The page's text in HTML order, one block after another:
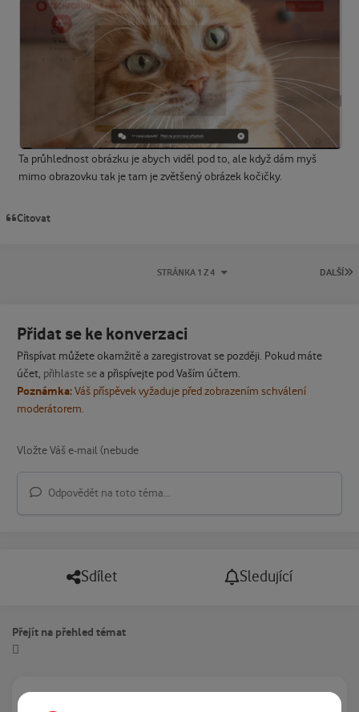
Ta průhlednost obrázku je abych viděl pod to, ale když dám myš
mimo obrazovku tak je tam je zvětšený obrázek kočičky.
Citovat
DALŠÍ
STRÁNKA 1 Z 4
Přidat se ke konverzaci
Přispívat můžete okamžitě a zaregistrovat se později. Pokud máte
účet, přihlaste sea přispívejte pod Vaším účtem.
Poznámka:Váš příspěvek vyžaduje před zobrazením schválení
moderátorem.
Odpovědět na toto téma...
Sdílet Sledující
Přejít na přehled témat